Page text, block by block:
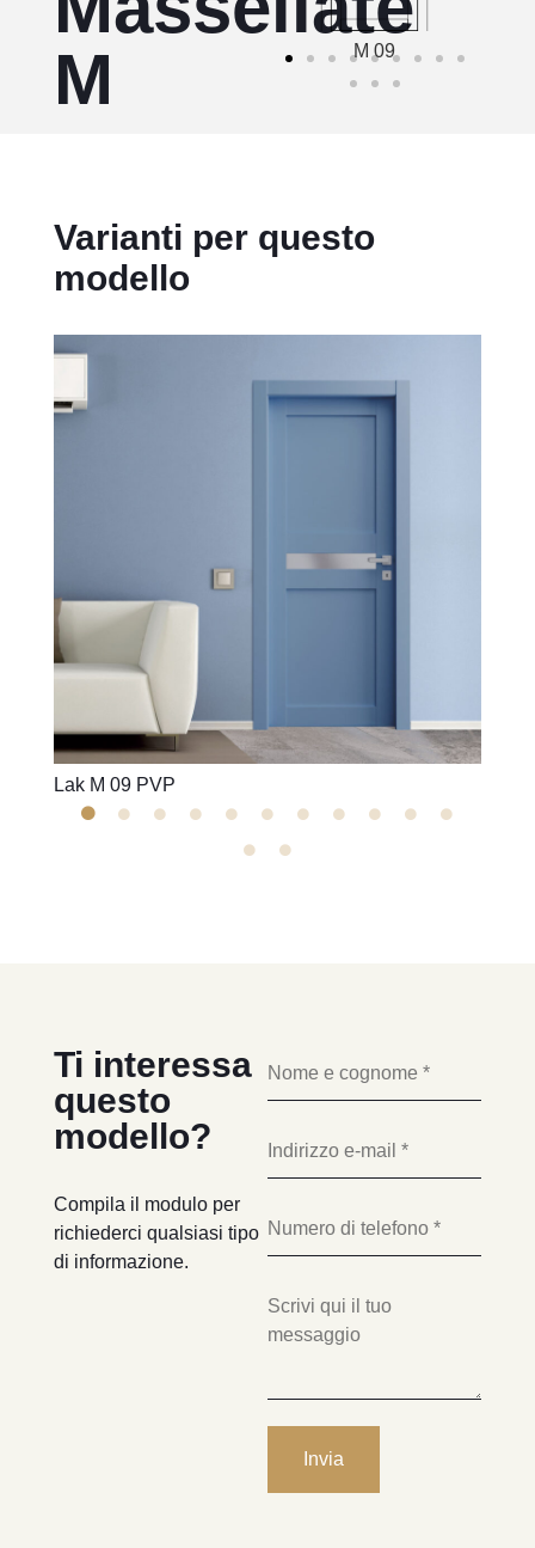
M
M 09
Varianti per questo
modello
Lak M 09 PVP
Ti interessa
questo
modello?
Compila il modulo per
richiederci qualsiasi tipo
di informazione.